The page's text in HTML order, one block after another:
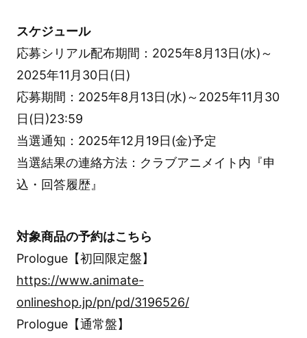
スケジュール
応募シリアル配布期間：2025年8月13日(水)～
2025年11月30日(日)
応募期間：2025年8月13日(水)～2025年11月30
日(日)23:59
当選通知：2025年12月19日(金)予定
当選結果の連絡方法：クラブアニメイト内『申
込・回答履歴』
対象商品の予約はこちら
Prologue【初回限定盤】
https://www.animate-
onlineshop.jp/pn/pd/3196526/
Prologue【通常盤】